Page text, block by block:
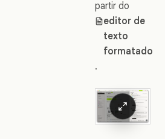
partir do
editor de
texto
formatado
.